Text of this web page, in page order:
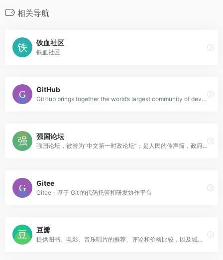
相关导航
铁血社区
铁血社区
GitHub
GitHub brings together the world’s largest community of developers to discover, share, and build better software. From open source projects to private team repositories, we’re your all-in-one platform for collaborative development.
强国论坛
强国论坛，被誉为“中文第一时政论坛”；是人民的传声筒，政府的麦克风；是胡锦涛总书记“平时上网必选网站之一”。
Gitee
Gitee - 基于 Git 的代码托管和研发协作平台
豆瓣
提供图书、电影、音乐唱片的推荐、评论和价格比较，以及城市独特的文化生活。